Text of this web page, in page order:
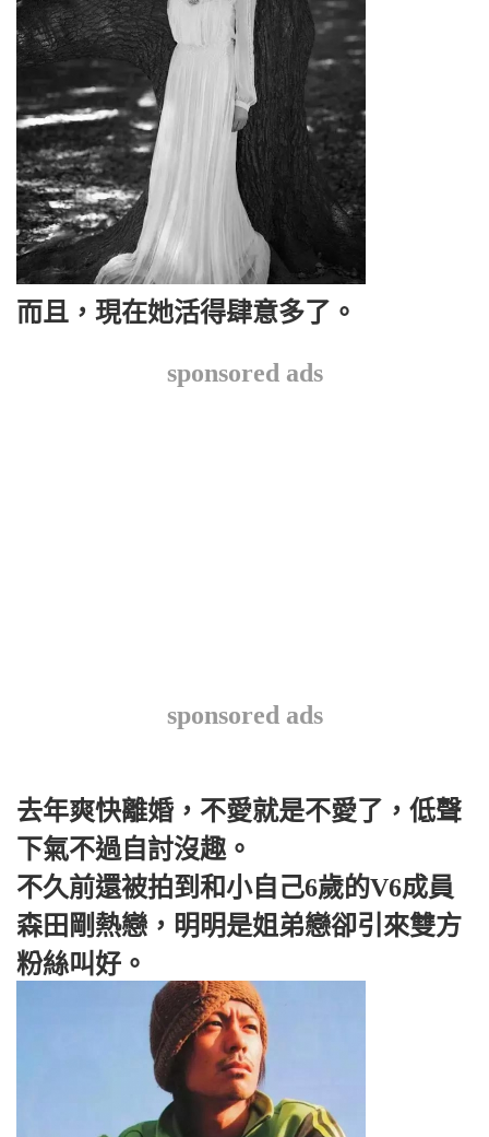
而且，現在她活得肆意多了。
sponsored ads
sponsored ads
去年爽快離婚，不愛就是不愛了，低聲
下氣不過自討沒趣。
不久前還被拍到和小自己6歲的V6成員
森田剛熱戀，明明是姐弟戀卻引來雙方
粉絲叫好。